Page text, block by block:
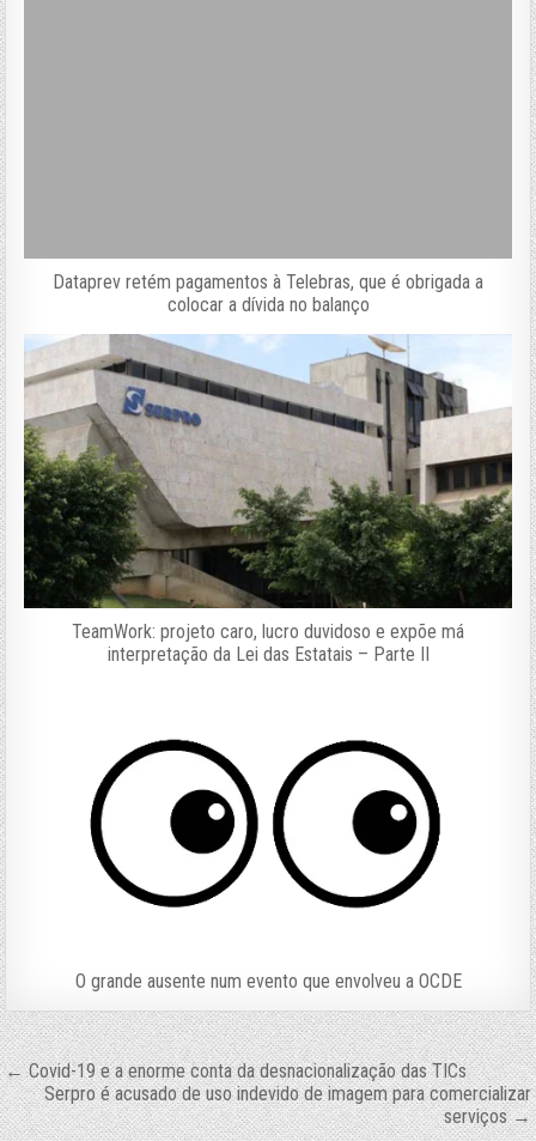
Dataprev retém pagamentos à Telebras, que é obrigada a
colocar a dívida no balanço
TeamWork: projeto caro, lucro duvidoso e expõe má
interpretação da Lei das Estatais – Parte II
O grande ausente num evento que envolveu a OCDE
Navegação
de
← Covid-19 e a enorme conta da desnacionalização das TICs
Serpro é acusado de uso indevido de imagem para comercializar
serviços →